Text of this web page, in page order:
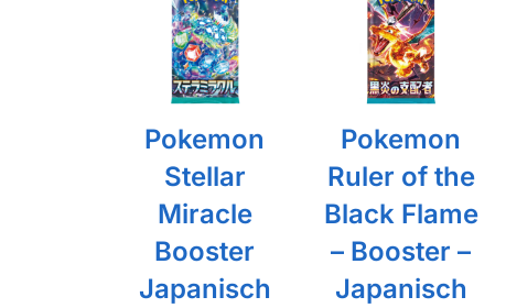
Pokemon
Stellar
Miracle
Booster
Japanisch
Pokemon
Ruler of the
Black Flame
– Booster –
Japanisch